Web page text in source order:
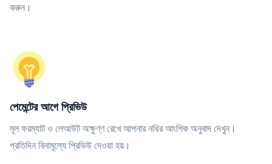
করুন।
পেমেন্টের আগে প্রিভিউ
মূল ফরম্যাট ও লেআউট অক্ষুণ্ণ রেখে আপনার নথির আংশিক অনুবাদ দেখুন।
প্রতিদিন বিনামূল্যে প্রিভিউ দেওয়া হয়।